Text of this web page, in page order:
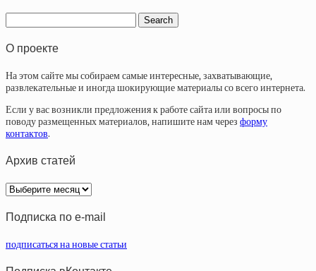
О проекте
На этом сайте мы собираем самые интересные, захватывающие,
развлекательные и иногда шокирующие материалы со всего интернета.
Если у вас возникли предложения к работе сайта или вопросы по
поводу размещенных материалов, напишите нам через форму
контактов.
Архив статей
Архив
статей
Подписка по e-mail
подписаться на новые статьи